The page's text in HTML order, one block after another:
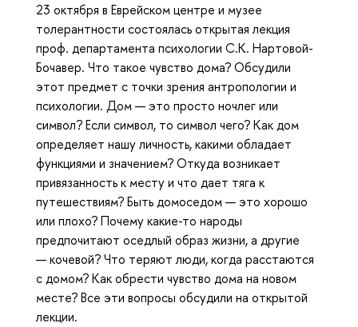
23 октября в Еврейском центре и музее
толерантности состоялась открытая лекция
проф. департамента психологии С.К. Нартовой-
Бочавер. Что такое чувство дома? Обсудили
этот предмет с точки зрения антропологии и
психологии. Дом — это просто ночлег или
символ? Если символ, то символ чего? Как дом
определяет нашу личность, какими обладает
функциями и значением? Откуда возникает
привязанность к месту и что дает тяга к
путешествиям? Быть домоседом — это хорошо
или плохо? Почему какие-то народы
предпочитают оседлый образ жизни, а другие
— кочевой? Что теряют люди, когда расстаются
с домом? Как обрести чувство дома на новом
месте? Все эти вопросы обсудили на открытой
лекции.